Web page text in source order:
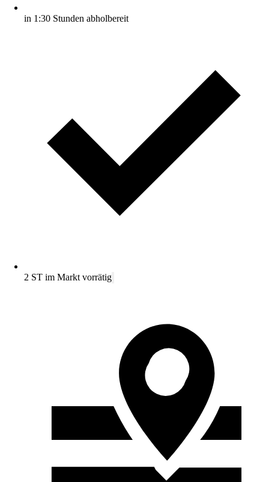
in 1:30 Stunden abholbereit
2 ST im Markt vorrätig